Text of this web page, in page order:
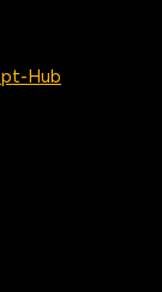
Hub